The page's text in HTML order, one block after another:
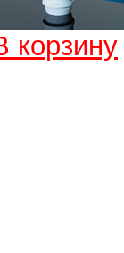
корзину